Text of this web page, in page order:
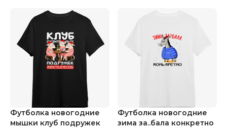
Футболка новогодние
мышки клуб подружек
Футболка новогодние
зима за..бала конкретно